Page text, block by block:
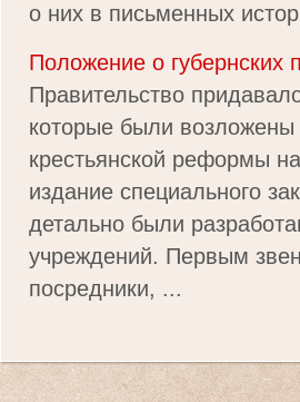
о них в письменных
Положение о губернских
Правительство
которые были
крестьянской реформы
издание специального
детально были
учреждений. Первым
посредники, ...